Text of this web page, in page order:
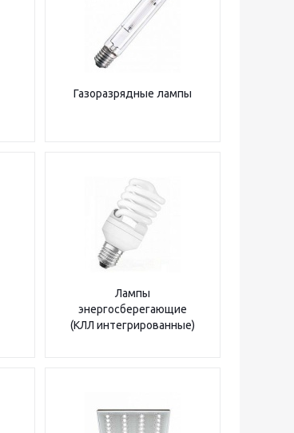
Газоразрядные лампы
Лампы
энергосберегающие
(КЛЛ интегрированные)